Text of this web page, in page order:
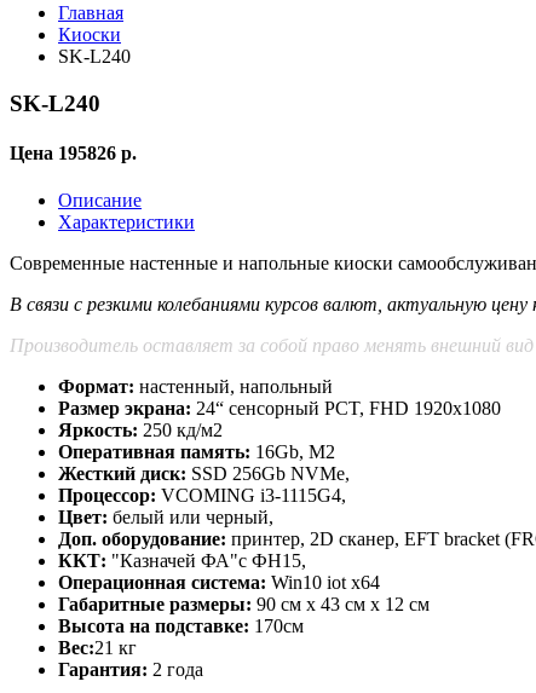
Главная
Киоски
SK-L240
SK-L240
Цена 195826 р.
Описание
Характеристики
Современные настенные и напольные киоски
В связи с резкими колебаниями курсов валют, актуальную
Производитель оставляет за собой право менять внешний
Формат: настенный, напольный
Размер экрана: 24“ сенсорный PCT, FHD 1920x1080
Яркость: 250 кд/м2
Оперативная память: 16Gb, M2
Жесткий диск: SSD 256Gb NVMe,
Процессор: VCOMING i3-1115G4,
Цвет: белый или черный,
Доп. оборудование: принтер, 2D сканер, EFT bracket
ККТ: "Казначей ФА"с ФН15,
Операционная система: Win10 iot x64
Габаритные размеры: 90 см х 43 см х 12 см
Высота на подставке: 170см
Вес:21 кг
Гарантия: 2 года